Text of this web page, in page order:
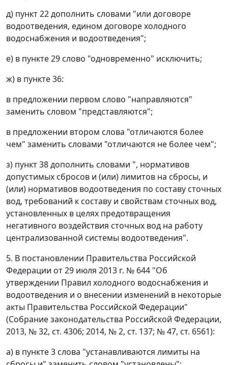
д) пункт 22 дополнить словами "или договоре
водоотведения, едином договоре холодного
водоснабжения и водоотведения";
е) в пункте 29 слово "одновременно" исключить;
ж) в пункте 36:
в предложении первом слово "направляются"
заменить словом "представляются";
в предложении втором слова "отличаются более
чем" заменить словами "отличаются не более чем";
з) пункт 38 дополнить словами ", нормативов
допустимых сбросов и (или) лимитов на сбросы, и
(или) нормативов водоотведения по составу сточных
вод, требований к составу и свойствам сточных вод,
установленных в целях предотвращения
негативного воздействия сточных вод на работу
централизованной системы водоотведения".
5. В постановлении Правительства Российской
Федерации от 29 июля 2013 г. № 644 "Об
утверждении Правил холодного водоснабжения и
водоотведения и о внесении изменений в некоторые
акты Правительства Российской Федерации"
(Собрание законодательства Российской Федерации,
2013, № 32, ст. 4306; 2014, № 2, ст. 137; № 47, ст. 6561):
а) в пункте 3 слова "устанавливаются лимиты на